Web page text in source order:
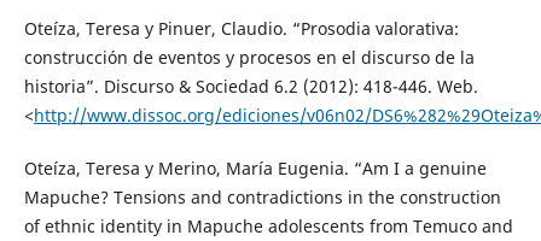
Oteíza, Teresa y Pinuer, Claudio. “Prosodia valorativa:
construcción de eventos y procesos en el discurso de la
historia”. Discurso & Sociedad 6.2 (2012): 418-446. Web.
<http://www.dissoc.org/ediciones/v06n02/
Oteíza, Teresa y Merino, María Eugenia. “Am I a genuine
Mapuche? Tensions and contradictions in the construction
of ethnic identity in Mapuche adolescents from Temuco and